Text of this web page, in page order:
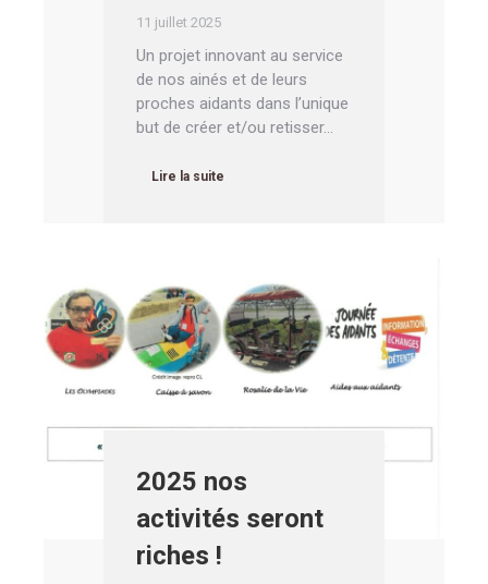
11 juillet 2025
Un projet innovant au service
de nos ainés et de leurs
proches aidants dans l’unique
but de créer et/ou retisser…
Lire la suite
2025 nos
activités seront
riches !